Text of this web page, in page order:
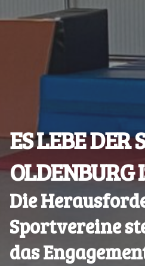
ES LEBE DER
OLDENBURG
Die
Sportvereine
das